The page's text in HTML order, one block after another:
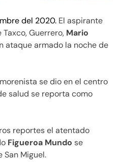
del 2020. El aspirante
Guerrero, Mario
ataque armado la noche de
se dio en el centro
salud se reporta como
reportes el atentado
Figueroa Mundo se
Miguel.